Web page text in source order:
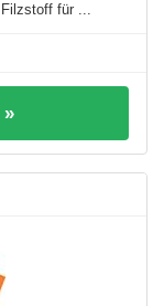
für ...
»